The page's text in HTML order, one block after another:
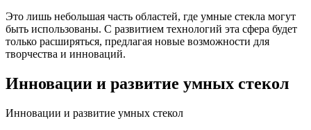
Это лишь небольшая часть областей, где умные стекла могут
быть использованы. С развитием технологий эта сфера будет
только расширяться, предлагая новые возможности для
творчества и инноваций.
Инновации и развитие умных стекол
Инновации и развитие умных стекол